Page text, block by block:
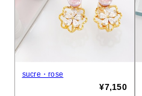
sucre・rose
¥7,150